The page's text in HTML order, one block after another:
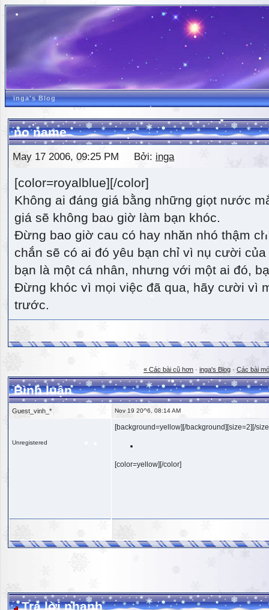
inga's Blog
no name
May 17 2006, 09:25 PM Bởi: inga
[color=royalblue][/color]
Không ai đáng giá bằng những giọt nước
giá sẽ không bao giờ làm bạn khóc.
Đừng bao giờ cau có hay nhăn nhó thậm
chắn sẽ có ai đó yêu bạn chỉ vì nụ cười
bạn là một cá nhân, nhưng với một ai đó,
Đừng khóc vì mọi việc đã qua, hãy cười vì
trước.
« Các bài cũ hơn · inga's Blog · Các bài
Bình luận
Guest_vinh_* Nov 19 2006, 08:14 AM
Unregistered
[background=yellow][/background][size=2][/
[color=yellow][/color]
Trả lời nhanh